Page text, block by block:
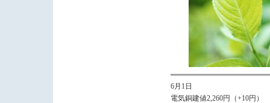
6月1日
電気銅建値2,260円（+10円）